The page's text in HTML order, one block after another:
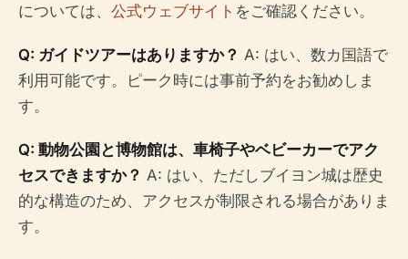
については、 公式ウェブサイト をご確認ください。
Q: ガイドツアーはありますか？ A: はい、数カ国語で
利用可能です。ピーク時には事前予約をお勧めしま
す。
Q: 動物公園と博物館は、車椅子やベビーカーでアク
セスできますか？ A: はい、ただしブイヨン城は歴史
的な構造のため、アクセスが制限される場合がありま
す。